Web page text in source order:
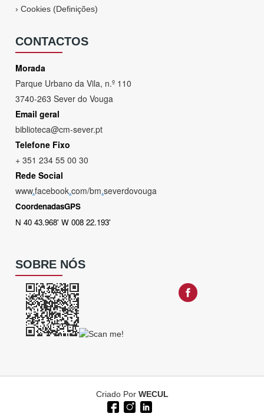
›Cookies (Definições)
CONTACTOS
Morada
Parque Urbano da Vila, n.º 110
3740-263 Sever do Vouga
Email geral
biblioteca@cm-sever.pt
Telefone Fixo
+ 351 234 55 00 30
Rede Social
www.facebook.com/bm.severdovouga
CoordenadasGPS
N 40 43.968' W 008 22.193'
SOBRE NÓS
Criado Por WECUL